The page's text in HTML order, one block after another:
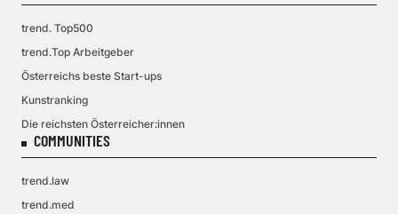
trend. Top500
trend.Top Arbeitgeber
Österreichs beste Start-ups
Kunstranking
Die reichsten Österreicher:innen
COMMUNITIES
trend.law
trend.med